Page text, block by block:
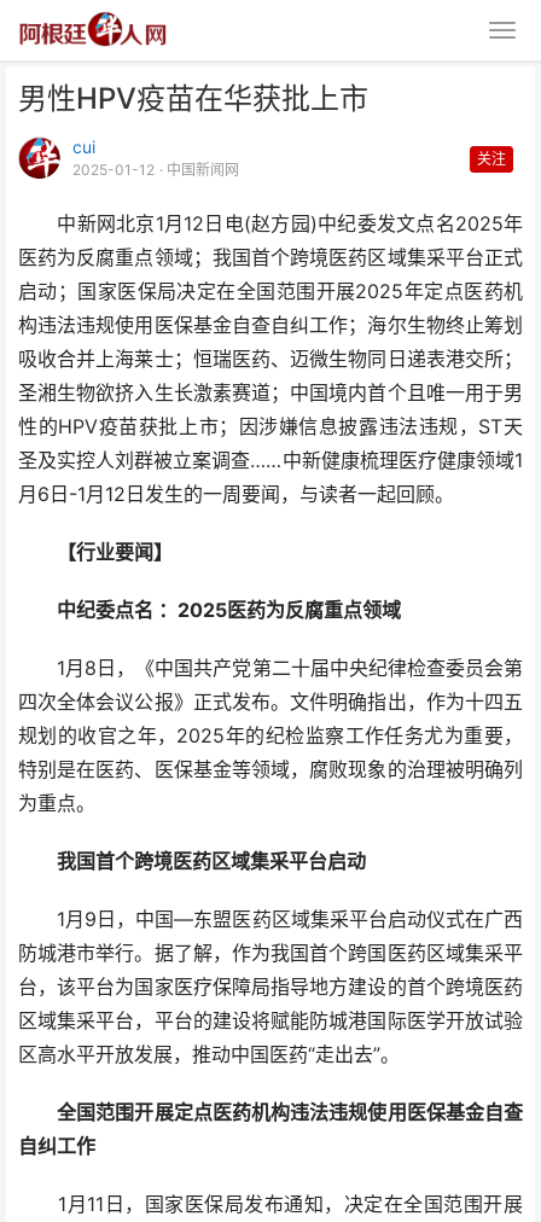
男性HPV疫苗在华获批上市
cui
2025-01-12 · 中国新闻网
关注
中新网北京1月12日电(赵方园)中纪委发文点名2025年
医药为反腐重点领域；我国首个跨境医药区域集采平台正式
启动；国家医保局决定在全国范围开展2025年定点医药机
构违法违规使用医保基金自查自纠工作；海尔生物终止筹划
吸收合并上海莱士；恒瑞医药、迈微生物同日递表港交所；
圣湘生物欲挤入生长激素赛道；中国境内首个且唯一用于男
性的HPV疫苗获批上市；因涉嫌信息披露违法违规，ST天
圣及实控人刘群被立案调查……中新健康梳理医疗健康领域1
月6日-1月12日发生的一周要闻，与读者一起回顾。
【行业要闻】
中纪委点名 ：2025医药为反腐重点领域
1月8日，《中国共产党第二十届中央纪律检查委员会第
四次全体会议公报》正式发布。文件明确指出，作为十四五
规划的收官之年，2025年的纪检监察工作任务尤为重要，
特别是在医药、医保基金等领域，腐败现象的治理被明确列
为重点。
我国首个跨境医药区域集采平台启动
1月9日，中国—东盟医药区域集采平台启动仪式在广西
防城港市举行。据了解，作为我国首个跨国医药区域集采平
台，该平台为国家医疗保障局指导地方建设的首个跨境医药
区域集采平台，平台的建设将赋能防城港国际医学开放试验
区高水平开放发展，推动中国医药“走出去”。
全国范围开展定点医药机构违法违规使用医保基金自查
自纠工作
1月11日，国家医保局发布通知，决定在全国范围开展
男性HPV疫苗在华获批上市